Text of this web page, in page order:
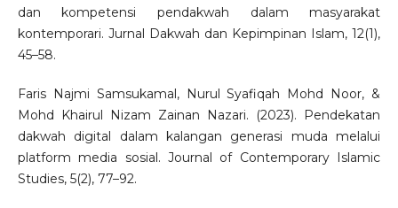
dan kompetensi pendakwah dalam masyarakat
kontemporari. Jurnal Dakwah dan Kepimpinan Islam, 12(1),
45–58.
Faris Najmi Samsukamal, Nurul Syafiqah Mohd Noor, &
Mohd Khairul Nizam Zainan Nazari. (2023). Pendekatan
dakwah digital dalam kalangan generasi muda melalui
platform media sosial. Journal of Contemporary Islamic
Studies, 5(2), 77–92.